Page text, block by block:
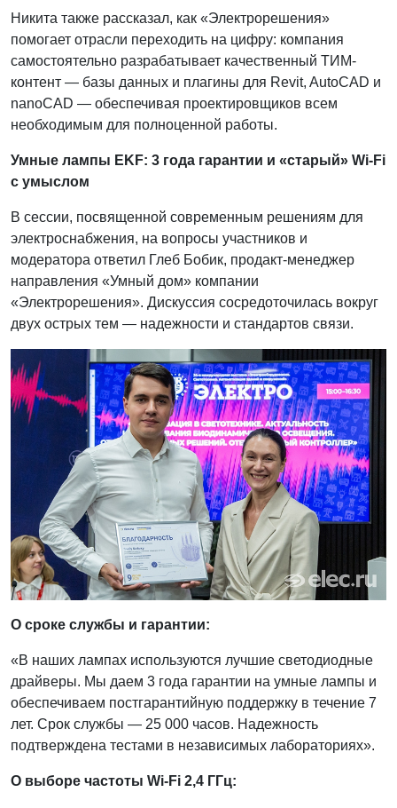
Никита также рассказал, как «Электрорешения»
помогает отрасли переходить на цифру: компания
самостоятельно разрабатывает качественный ТИМ-
контент — базы данных и плагины для Revit, AutoCAD и
nanoCAD — обеспечивая проектировщиков всем
необходимым для полноценной работы.
Умные лампы EKF: 3 года гарантии и «старый» Wi-Fi
с умыслом
В сессии, посвященной современным решениям для
электроснабжения, на вопросы участников и
модератора ответил Глеб Бобик, продакт-менеджер
направления «Умный дом» компании
«Электрорешения». Дискуссия сосредоточилась вокруг
двух острых тем — надежности и стандартов связи.
О сроке службы и гарантии:
«В наших лампах используются лучшие светодиодные
драйверы. Мы даем 3 года гарантии на умные лампы и
обеспечиваем постгарантийную поддержку в течение 7
лет. Срок службы — 25 000 часов. Надежность
подтверждена тестами в независимых лабораториях».
О выборе частоты Wi-Fi 2,4 ГГц: